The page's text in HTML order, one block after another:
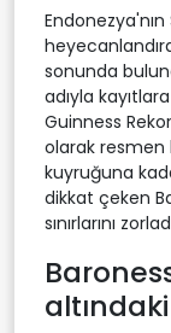
Endonezya'nın
sonunda
adıyla
Guinness
olarak resmen
kuyruğuna
dikkat çeken
sınırlarını